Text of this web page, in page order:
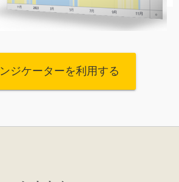
ジケーターを利用する